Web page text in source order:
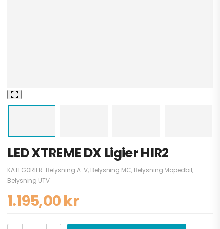
LED XTREME DX Ligier HIR2
KATEGORIER: Belysning ATV, Belysning MC, Belysning Mopedbil,
Belysning UTV
1.195,00kr